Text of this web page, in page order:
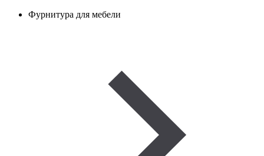
Фурнитура для мебели